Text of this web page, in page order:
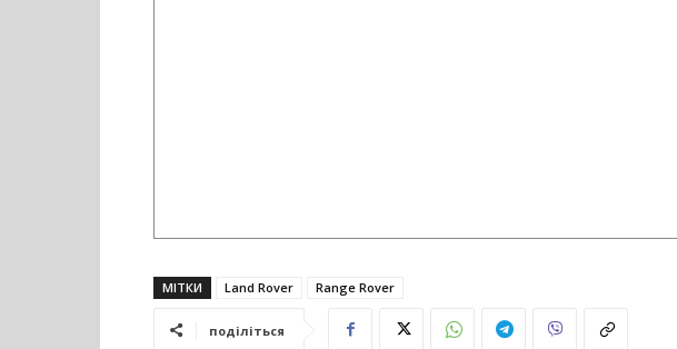
МІТКИ Land Rover Range Rover
поділіться